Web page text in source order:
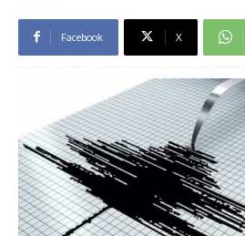
Facebook X